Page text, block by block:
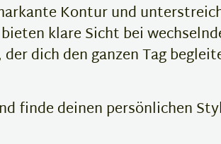
Kontur und
klare Sicht bei
dich den ganzen Tag
finde deinen persönlichen